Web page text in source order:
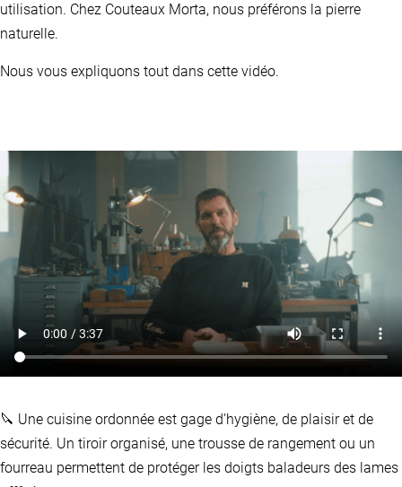
utilisation. Chez Couteaux Morta, nous préférons la pierre
naturelle.
Nous vous expliquons tout dans cette vidéo.
🔪 Une cuisine ordonnée est gage d’hygiène, de plaisir et de
sécurité. Un tiroir organisé, une trousse de rangement ou un
fourreau permettent de protéger les doigts baladeurs des lames